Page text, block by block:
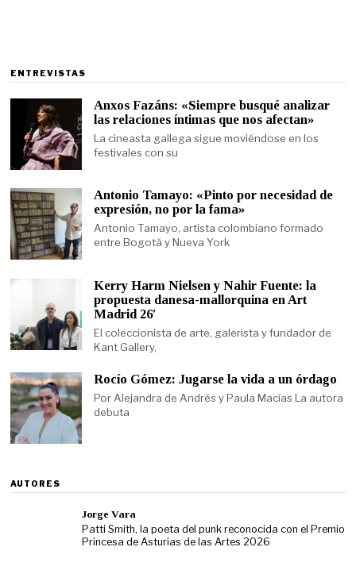
ENTREVISTAS
Anxos Fazáns: «Siempre busqué analizar
las relaciones íntimas que nos afectan»
La cineasta gallega sigue moviéndose en los
festivales con su
Antonio Tamayo: «Pinto por necesidad de
expresión, no por la fama»
Antonio Tamayo, artista colombiano formado
entre Bogotá y Nueva York
Kerry Harm Nielsen y Nahir Fuente: la
propuesta danesa-mallorquina en Art
Madrid 26′
El coleccionista de arte, galerista y fundador de
Kant Gallery,
Rocío Gómez: Jugarse la vida a un órdago
Por Alejandra de Andrés y Paula Macías La autora
debuta
AUTORES
Jorge Vara
Patti Smith, la poeta del punk reconocida con el Premio
Princesa de Asturias de las Artes 2026